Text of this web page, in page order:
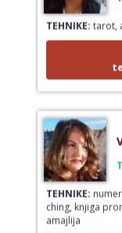
TEHNIKE:tarot,
TEHNIKE:
ching, knjiga
amajlija